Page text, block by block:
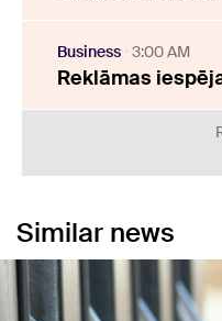
Business 3:00 AM
Reklāmas
Similar news